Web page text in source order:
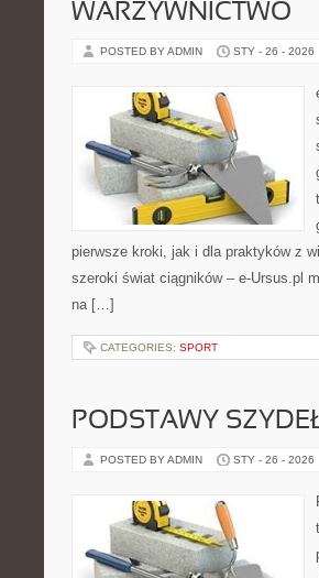
WARZYWNICTWO
POSTED BY ADMIN STY - 26 - 2026
pierwsze kroki, jak i dla praktyków z
szeroki świat ciągników – e-Ursus.pl
na […]
CATEGORIES: SPORT
PODSTAWY
POSTED BY ADMIN STY - 26 - 2026